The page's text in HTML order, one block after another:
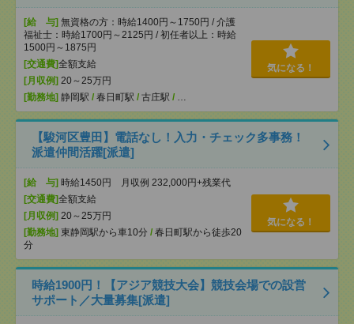
[給 与] 無資格の方：時給1400円～1750円 / 介護
福祉士：時給1700円～2125円 / 初任者以上：時給
1500円～1875円
[交通費]全額支給
[月収例] 20～25万円
[勤務地] 静岡駅 / 春日町駅 / 古庄駅 / …
気になる！
【駿河区豊田】電話なし！入力・チェック多事務！
派遣仲間活躍[派遣]
[給 与] 時給1450円 月収例 232,000円+残業代
[交通費]全額支給
[月収例] 20～25万円
[勤務地] 東静岡駅から車10分 / 春日町駅から徒歩20
分
気になる！
時給1900円！【アジア競技大会】競技会場での設営
サポート／大量募集[派遣]